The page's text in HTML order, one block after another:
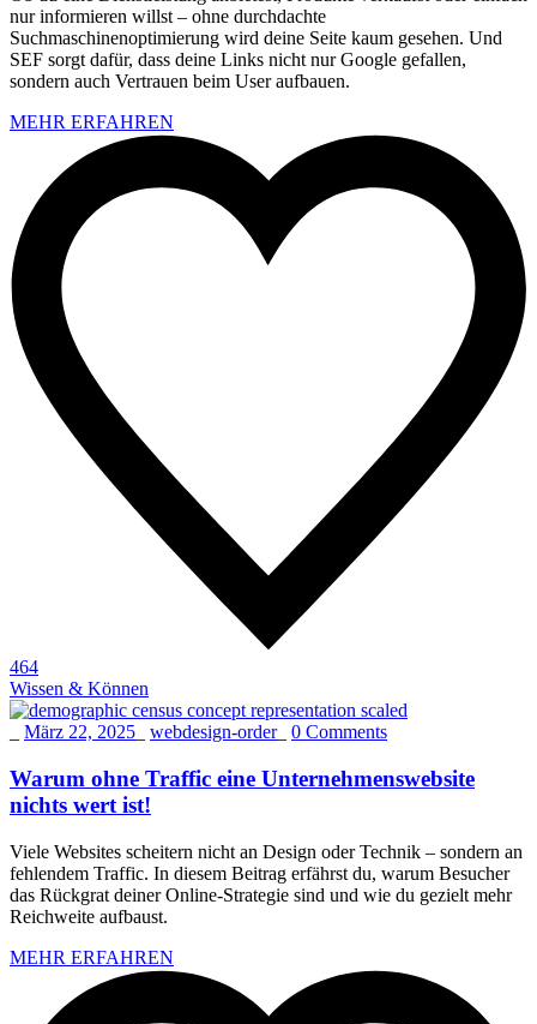
nur informieren willst – ohne durchdachte
Suchmaschinenoptimierung wird deine Seite kaum gesehen. Und
SEF sorgt dafür, dass deine Links nicht nur Google gefallen,
sondern auch Vertrauen beim User aufbauen.
MEHR ERFAHREN
464
Wissen & Können
März 22, 2025 webdesign-order_ 0 Comments
Warum ohne Traffic eine Unternehmenswebsite
nichts wert ist!
Viele Websites scheitern nicht an Design oder Technik – sondern an
fehlendem Traffic. In diesem Beitrag erfährst du, warum Besucher
das Rückgrat deiner Online-Strategie sind und wie du gezielt mehr
Reichweite aufbaust.
MEHR ERFAHREN